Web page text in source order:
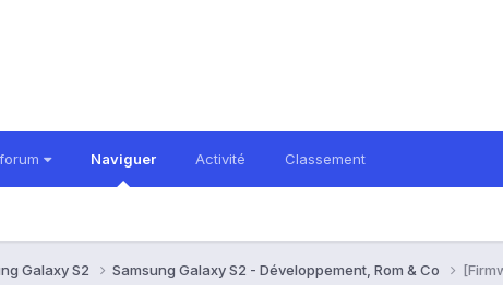
Naviguer Activité Classement
Galaxy S2 Samsung Galaxy S2 - Développement, Rom & Co